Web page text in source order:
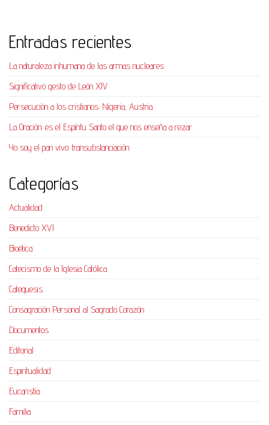
Entradas recientes
La naturaleza inhumana de las armas nucleares
Significativo gesto de León XIV
Persecución a los cristianos: Nigeria, Austria
La Oración: es el Espíritu Santo el que nos enseña a rezar.
Yo soy el pan vivo: transubstanciación
Categorías
Actualidad
Benedicto XVI
Bioética
Catecismo de la Iglesia Católica
Catequesis
Consagración Personal al Sagrado Corazón
Documentos
Editorial
Espiritualidad
Eucaristía
Familia